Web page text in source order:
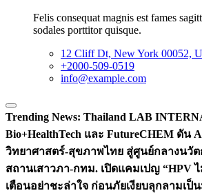
Felis consequat magnis est fames
sodales porttitor quisque.
12 Cliff Dt, New York 00052,
+2000-509-0519
info@example.com
Trending News: Thailand LAB
Bio+HealthTech และ FutureCHEM ดัน
วิทยาศาสตร์-สุขภาพไทย สู่ศูนย์กลางนวัต
สถานเสาวภา-กทม. เปิดแคมเปญ “HPV
เตือนอย่าชะล่าใจ ก่อนภัยเงียบลุกลามเป็น